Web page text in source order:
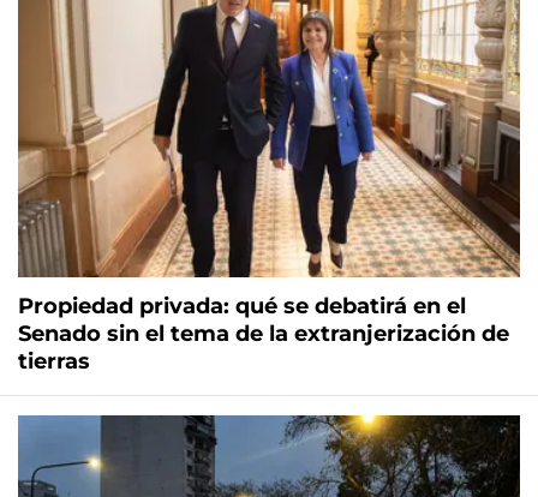
Propiedad privada: qué se debatirá en el
Senado sin el tema de la extranjerización de
tierras